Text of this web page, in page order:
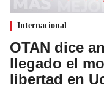
Internacional
OTAN dice
llegado el
libertad en